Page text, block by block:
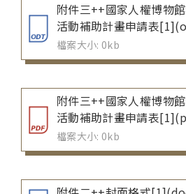
附件三++國家人權博物
活動補助計畫申請表
檔案大小: 0kb
附件三++國家人權博物
活動補助計畫申請表
檔案大小: 0kb